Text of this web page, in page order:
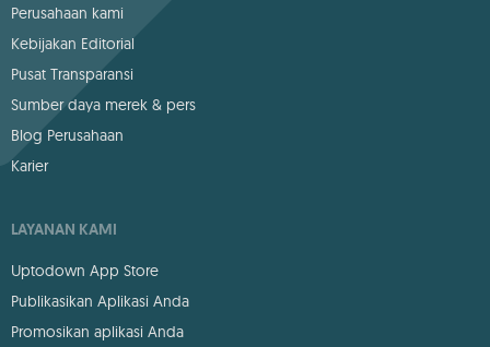
Perusahaan kami
Kebijakan Editorial
Pusat Transparansi
Sumber daya merek & pers
Blog Perusahaan
Karier
LAYANAN KAMI
Uptodown App Store
Publikasikan Aplikasi Anda
Promosikan aplikasi Anda